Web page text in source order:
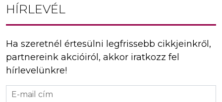
HÍRLEVÉL
Ha szeretnél értesülni legfrissebb cikkjeinkről,
partnereink akcióiról, akkor iratkozz fel
hírlevelünkre!